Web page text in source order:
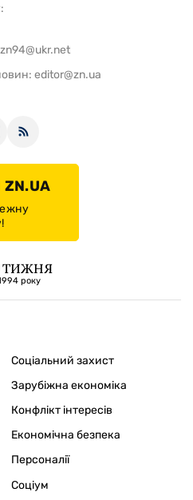
zn94@ukr.net
editor@zn.ua
ТИЖНЯ
року
Соціальний захист
Зарубіжна економіка
Конфлікт інтересів
Економічна безпека
Персоналії
Соціум